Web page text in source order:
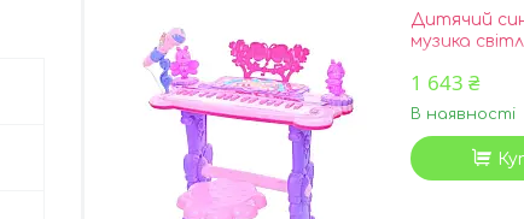
Дитячий
музика
1 643 ₴
В наявності